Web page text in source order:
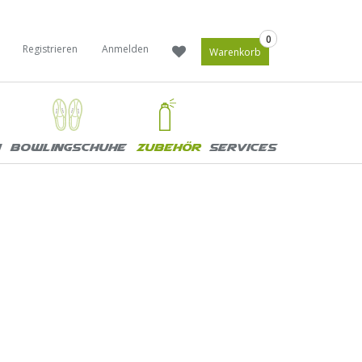
Registrieren Anmelden
0
Warenkorb
Bowlingschuhe Zubehör Services